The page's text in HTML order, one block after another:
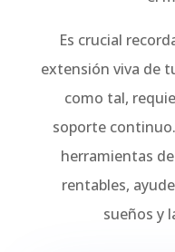
Es crucial
extensión viva de
como tal,
soporte
herramientas
rentables,
sueños y